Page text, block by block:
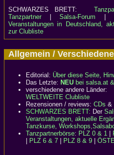
SCHWARZES BRETT:
Tanzpartner|Salsa-Forum |
Veranstaltungen in Deutschland,
zur Clubliste
Allgemein /
Editorial: Über diese Seite,
Das Letzte: NEU bei salsa.at
verschiedene andere Länder:
WELTWEITE Clubliste
Rezensionen / reviews: CDs &
SCHWARZES BRETT: Der
Veranstaltungen, aktuelle
Tanzkurse,
Tanzpartnerbörse: PLZ 0 & 1
PLZ 6 & 7 PLZ 8 & 9